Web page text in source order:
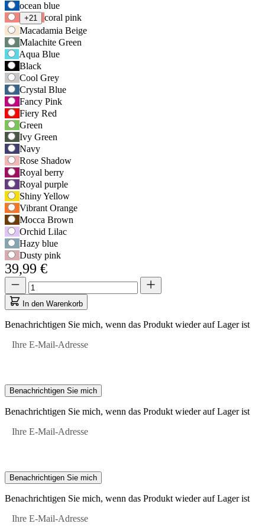
Verwenden
Sie
die
Tabulatortaste,
um
zur
ersten
Auswahloption
zu
navigieren,
und
anschließend
die
Pfeiltasten,
um
zwischen
den
Optionen
zu
wechseln.
ocean blue
+21
coral pink
Macadamia Beige
Malachite Green
Aqua Blue
Black
Cool Grey
Crystal Blue
Fancy Pink
Fiery Red
Green
Ivy Green
Navy
Rose Shadow
Royal berry
Royal purple
Shiny Yellow
Vibrant Orange
Mocca Brown
Orchid Lilac
Hazy blue
Dusty pink
39,99 €
Menge
aktualisiert
auf
1
Menge
In den Warenkorb
Benachrichtigen Sie mich, wenn das Produkt wieder auf Lager ist
Ihre E-Mail-Adresse
Benachrichtigen Sie mich
Benachrichtigen Sie mich, wenn das Produkt wieder auf Lager ist
Ihre E-Mail-Adresse
Benachrichtigen Sie mich
Benachrichtigen Sie mich, wenn das Produkt wieder auf Lager ist
Ihre E-Mail-Adresse